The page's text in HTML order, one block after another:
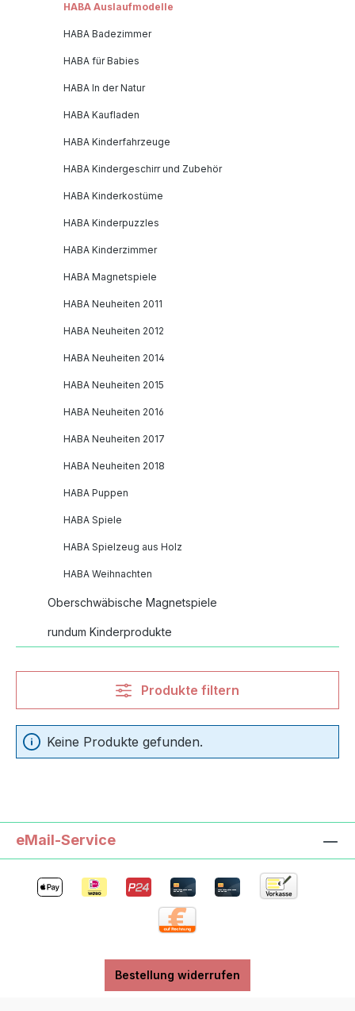
HABA Auslaufmodelle
HABA Badezimmer
HABA für Babies
HABA In der Natur
HABA Kaufladen
HABA Kinderfahrzeuge
HABA Kindergeschirr und Zubehör
HABA Kinderkostüme
HABA Kinderpuzzles
HABA Kinderzimmer
HABA Magnetspiele
HABA Neuheiten 2011
HABA Neuheiten 2012
HABA Neuheiten 2014
HABA Neuheiten 2015
HABA Neuheiten 2016
HABA Neuheiten 2017
HABA Neuheiten 2018
HABA Puppen
HABA Spiele
HABA Spielzeug aus Holz
HABA Weihnachten
Oberschwäbische Magnetspiele
rundum Kinderprodukte
Produkte filtern
Keine Produkte gefunden.
eMail-Service
Bestellung widerrufen